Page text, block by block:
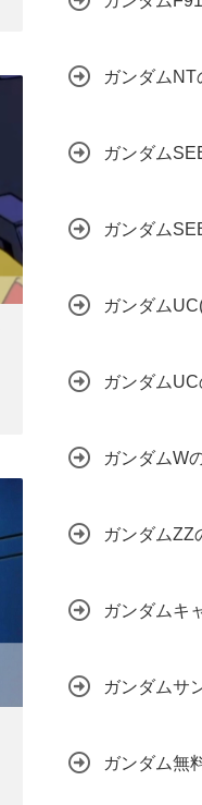
ガンダムNT
ガンダム
ガンダム
ガンダム
ガンダム
ガンダムW
ガンダムZZ
ガンダムキ
ガンダムサ
ガンダム無